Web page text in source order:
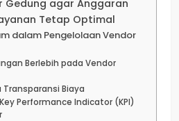
Gedung agar Anggaran
Tetap Optimal
dalam Pengelolaan Vendor
Berlebih pada Vendor
Transparansi Biaya
Performance Indicator (KPI)